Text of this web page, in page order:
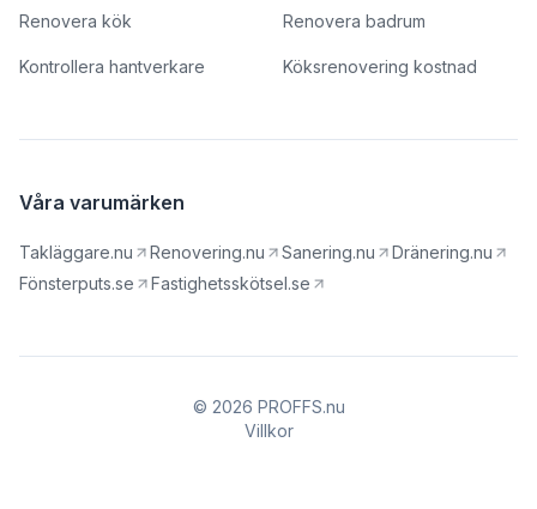
Renovera kök Renovera badrum
Kontrollera hantverkare Köksrenovering kostnad
Våra varumärken
Takläggare.nu Renovering.nu Sanering.nu
Dränering.nu
Fönsterputs.se
Fastighetsskötsel.se
© 2026 PROFFS.nu
Villkor